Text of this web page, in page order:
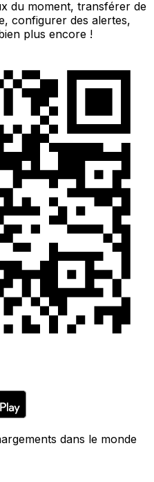
du moment, transférer de
configurer des alertes,
plus encore !
dans le monde